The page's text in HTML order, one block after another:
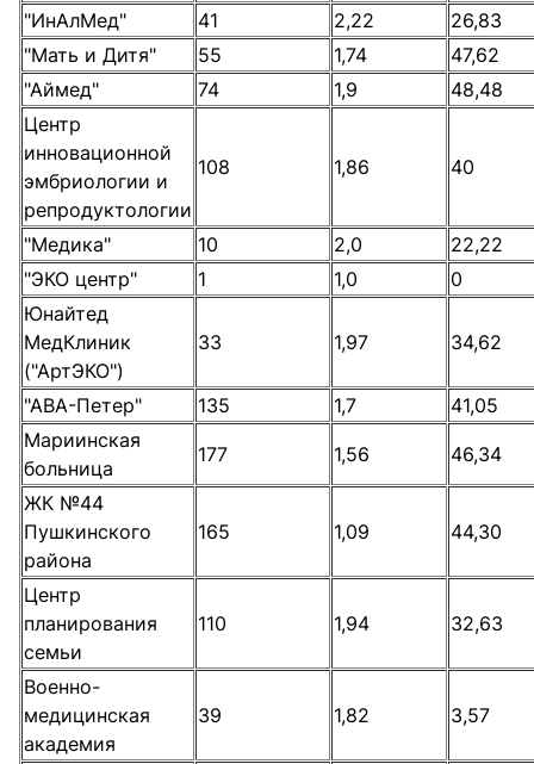
"ИнАлМед" 41 2,22
26,83
"Мать и Дитя"
55 1,74
47,62
"Аймед"
74 1,9
48,48
Центр
инновационной
эмбриологии и
репродуктологии
108 1,86 40
"Медика" 10 2,0
22,22
"ЭКО центр"
1 1,0
0
Юнайтед
МедКлиник
("АртЭКО")
33 1,97 34,62
"АВА-Петер" 135 1,7
41,05
Мариинская
больница
177 1,56 46,34
ЖК №44
Пушкинского
района
165 1,09 44,30
Центр
планирования
семьи
110 1,94 32,63
Военно-
медицинская
академия
39 1,82 3,57